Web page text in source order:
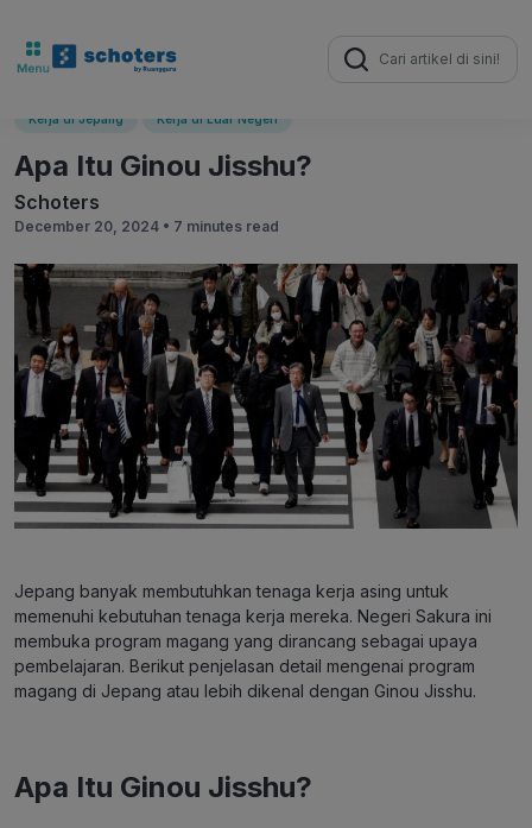
Search
for:
Kerja di Jepang Kerja di Luar Negeri
Apa Itu Ginou Jisshu?
Schoters
December 20, 2024 • 7 minutes read
Jepang banyak membutuhkan tenaga kerja asing untuk
memenuhi kebutuhan tenaga kerja mereka. Negeri Sakura ini
membuka program magang yang dirancang sebagai upaya
pembelajaran. Berikut penjelasan detail mengenai program
magang di Jepang atau lebih dikenal dengan Ginou Jisshu.
Apa Itu Ginou Jisshu?